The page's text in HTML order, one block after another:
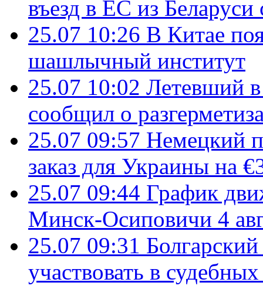
въезд в ЕС из Беларуси
25.07 10:26 В Китае
шашлычный институт
25.07 10:02 Летевший
сообщил о
25.07 09:57 Немецкий
заказ для Украины на
25.07 09:44 График
Минск-Осиповичи 4
25.07 09:31
участвовать в